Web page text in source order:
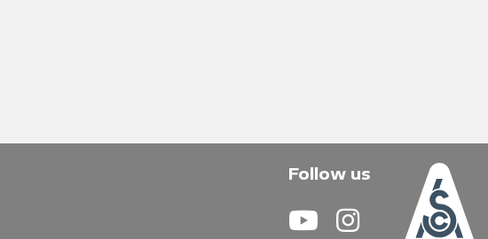
Follow us